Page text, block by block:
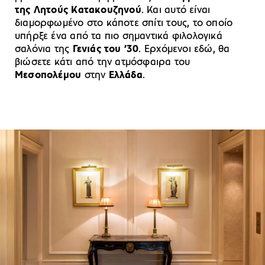
της Λητούς Κατακουζηνού. Και αυτό είναι
διαμορφωμένο στο κάποτε σπίτι τους, το οποίο
υπήρξε ένα από τα πιο σημαντικά φιλολογικά
σαλόνια της Γενιάς του ’30. Ερχόμενοι εδώ, θα
βιώσετε κάτι από την ατμόσφαιρα του
Μεσοπολέμου στην Ελλάδα.